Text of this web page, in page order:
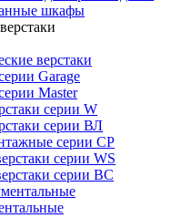
шкафы
верстаки
Garage
Master
серии W
серии ВЛ
серии СР
серии WS
серии ВС